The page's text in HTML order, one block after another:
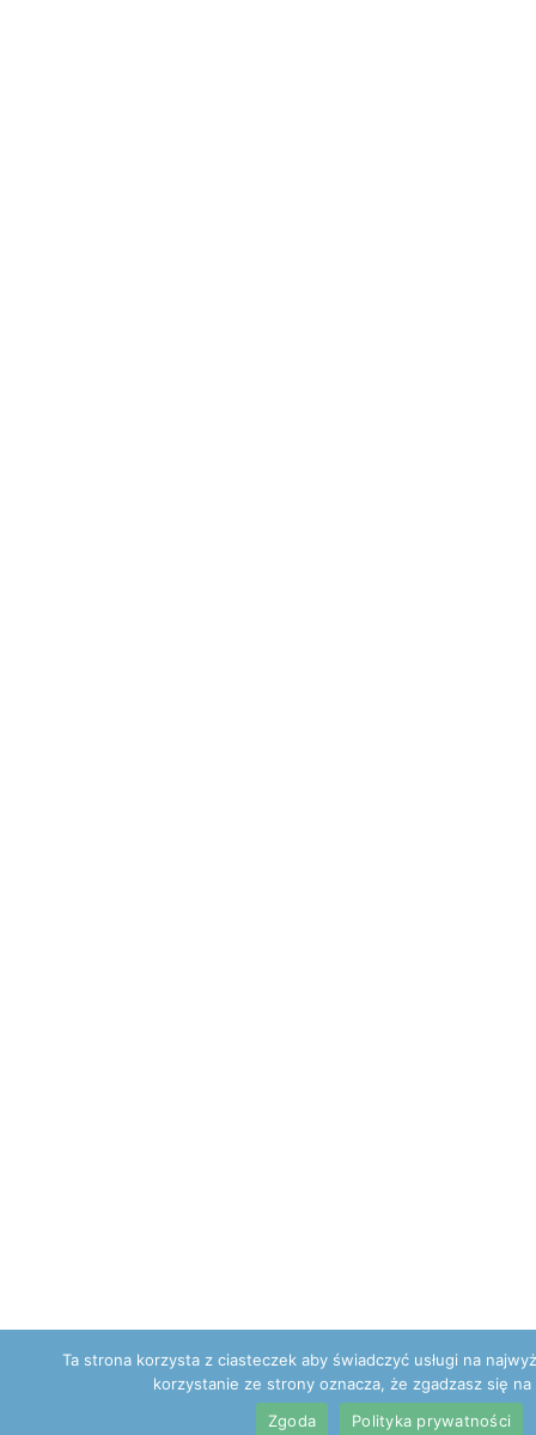
Ta strona korzysta z ciasteczek aby świadczyć usługi na
korzystanie ze strony oznacza, że zgadzasz się
Zgoda
Polityka prywatności